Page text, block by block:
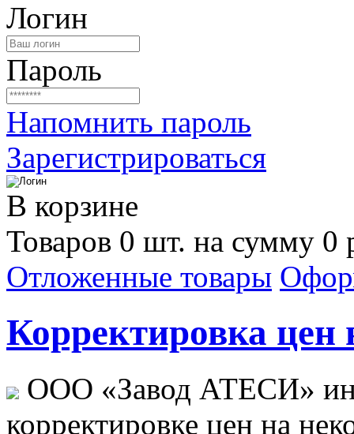
Логин
Пароль
Напомнить пароль
Зарегистрироваться
В корзине
Товаров 0 шт. на сумму 0
Отложенные товары
Корректировка цен
ООО «Завод АТЕСИ»
корректировке цен на